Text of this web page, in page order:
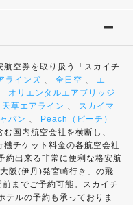
航空券を取り扱う「スカイチ
ラインズ 、 全日空 、 エ
オリエンタルエアブリッジ
天草エアライン 、 スカイマ
パン 、
Peach（ピーチ）
国内航空会社を横断し、
機チケット料金の各航空会社
約出来る非常に便利な格安航
阪(伊丹)発宮崎行き」の飛
までご予約可能。スカイチ
テルの予約も承っておりま